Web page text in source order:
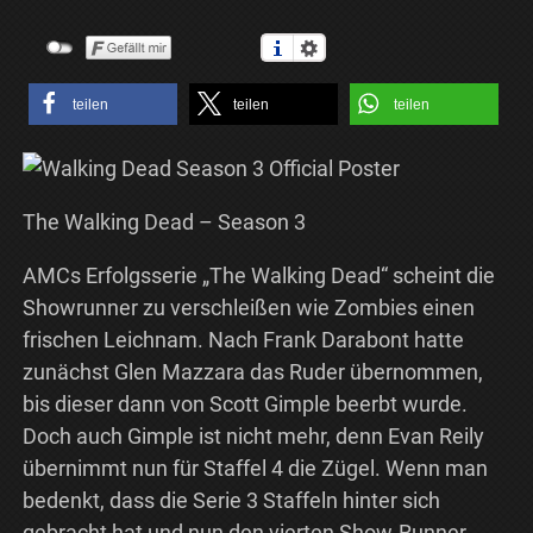
teilen teilen teilen
The Walking Dead – Season 3
AMCs Erfolgsserie „The Walking Dead“ scheint die
Showrunner zu verschleißen wie Zombies einen
frischen Leichnam. Nach Frank Darabont hatte
zunächst Glen Mazzara das Ruder übernommen,
bis dieser dann von Scott Gimple beerbt wurde.
Doch auch Gimple ist nicht mehr, denn Evan Reily
übernimmt nun für Staffel 4 die Zügel. Wenn man
bedenkt, dass die Serie 3 Staffeln hinter sich